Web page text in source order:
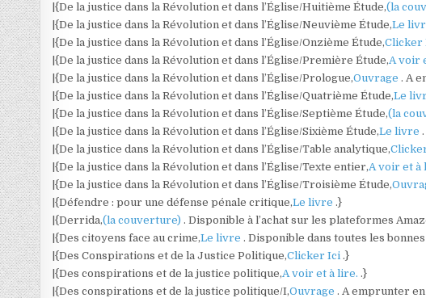
|{De la justice dans la Révolution et dans l’Église/Huitième Étude,(la
|{De la justice dans la Révolution et dans l’Église/Neuvième Étude,Le
|{De la justice dans la Révolution et dans l’Église/Onzième Étude,
|{De la justice dans la Révolution et dans l’Église/Première Étude,A voir
|{De la justice dans la Révolution et dans l’Église/Prologue,Ouvrage. A
|{De la justice dans la Révolution et dans l’Église/Quatrième Étude,Le
|{De la justice dans la Révolution et dans l’Église/Septième Étude,(la
|{De la justice dans la Révolution et dans l’Église/Sixième Étude,Le livre
|{De la justice dans la Révolution et dans l’Église/Table analytique,
|{De la justice dans la Révolution et dans l’Église/Texte entier,A voir et
|{De la justice dans la Révolution et dans l’Église/Troisième Étude,
|{Défendre : pour une défense pénale critique,Le livre.}
|{Derrida,(la couverture). Disponible à l’achat sur les plateformes
|{Des citoyens face au crime,Le livre. Disponible dans toutes les
|{Des Conspirations et de la Justice Politique,Clicker Ici.}
|{Des conspirations et de la justice politique,A voir et à lire..}
|{Des conspirations et de la justice politique/I,Ouvrage. A emprunter